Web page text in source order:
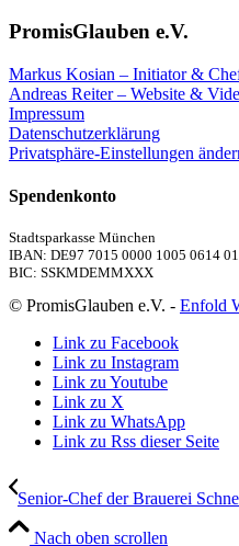
PromisGlauben e.V.
Markus Kosian – Initiator &
Andreas Reiter – Website &
Impressum
Datenschutzerklärung
Privatsphäre-Einstellungen
Spendenkonto
Stadtsparkasse München
IBAN: DE97 7015 0000 1005 0614 01
BIC: SSKMDEMMXXX
© PromisGlauben e.V. - Enfold
Link zu Facebook
Link zu Instagram
Link zu Youtube
Link zu X
Link zu WhatsApp
Link zu Rss dieser Seite
Senior-Chef der Brauerei
Nach oben scrollen